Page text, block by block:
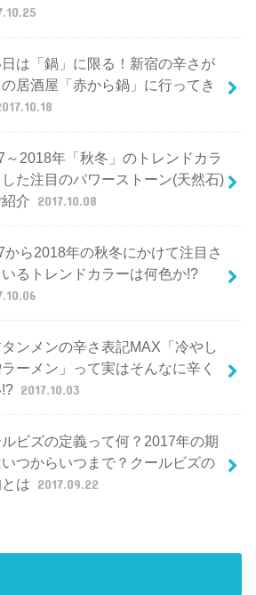
は「鍋」に限る！新宿の辛さが
居酒屋「赤から鍋」に行ってき
～2018年「秋冬」のトレンドカラ
た注目のパワーストーン(天然石)
介 2017.10.08
から2018年の秋冬にかけて注目さ
るトレンドカラーは何色か!?
ンメンの辛さ表記MAX「冷やし
ーメン」って実はそんなに辛く
2017.10.03
ルビズの定義って何？2017年の期
つからいつまで？クールビズの
は 2017.09.22